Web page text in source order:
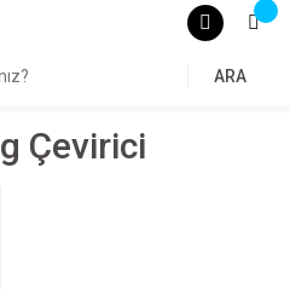
ARA
Çevirici